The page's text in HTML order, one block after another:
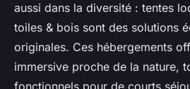
aussi dans la diversité : tentes
toiles & bois sont des solutions
originales. Ces hébergements
immersive proche de la nature,